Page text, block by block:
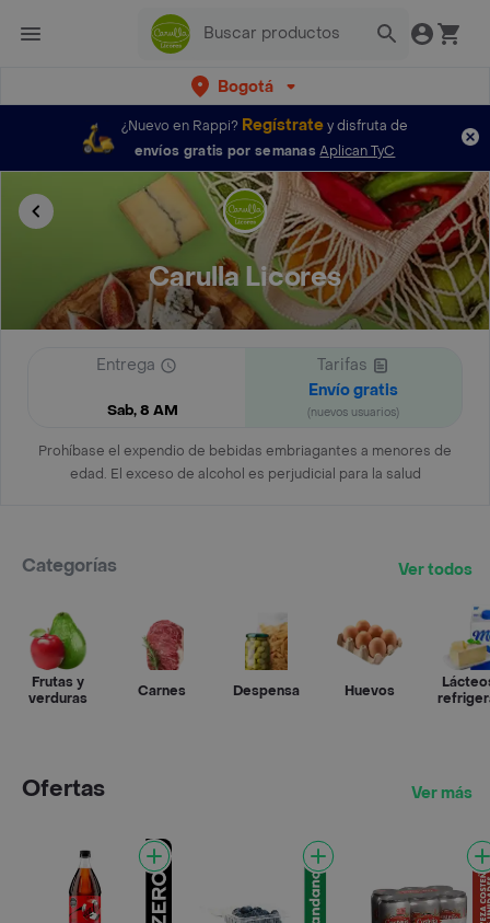
Bogotá
¿Nuevo en Rappi? Regístratey disfruta de
envíos gratis por semanas Aplican TyC
Carulla Licores
Entrega
Sab, 8 AM
Tarifas
Envío gratis
(nuevos usuarios)
Prohíbase el expendio de bebidas embriagantes a menores de
edad. El exceso de alcohol es perjudicial para la salud
Categorías Ver todos
Frutas y
verduras
Carnes Despensa Huevos
Ofertas Ver más